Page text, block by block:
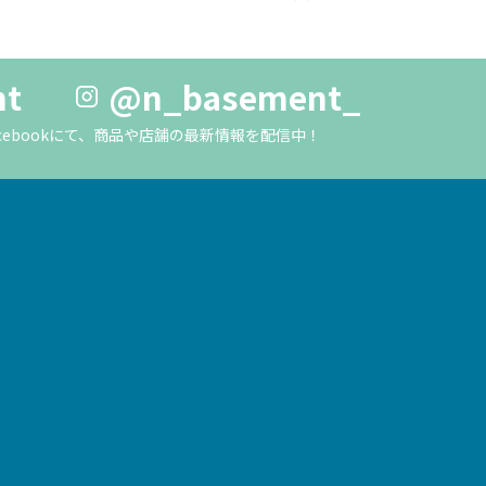
@n_basement_
にて、商品や店舗の最新情報を配信中！